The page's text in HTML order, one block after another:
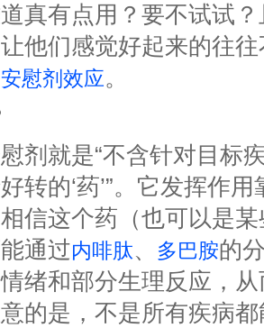
真有点用？要不试试？
他们感觉好起来的往
安慰剂效应。
剂就是“不含针对目标
转的‘药’”。它发挥作
信这个药（也可以是某
通过内啡肽、 多巴胺的
绪和部分生理反应，
的是，不是所有疾病